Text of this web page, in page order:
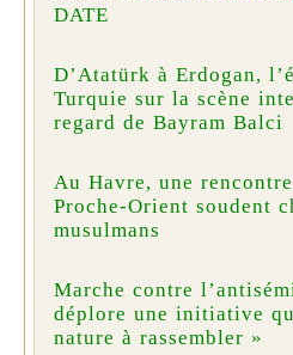
DATE
D’Atatürk à Erdogan,
Turquie sur la scène
regard de Bayram Balci
Au Havre, une
Proche-Orient soudent
musulmans
Marche contre
déplore une initiative
nature à rassembler »